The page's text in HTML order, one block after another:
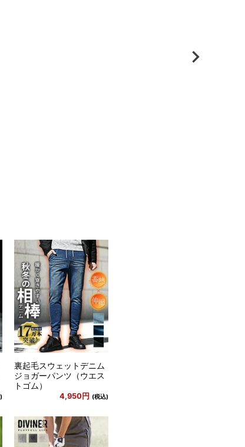
裏起毛スウェットデニム
ジョガーパンツ（ウエス
トゴム）
4,950円 (税込)